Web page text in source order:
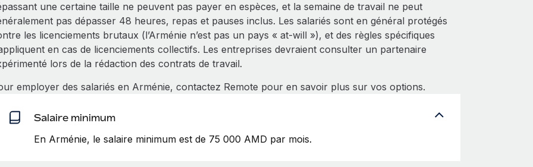
une certaine taille ne peuvent pas payer en espèces, et la semaine de travail ne peut
pas dépasser 48 heures, repas et pauses inclus. Les salariés sont en général protégés
les licenciements brutaux (l’Arménie n’est pas un pays « at-will »), et des règles spécifiques
en cas de licenciements collectifs. Les entreprises devraient consulter un partenaire
lors de la rédaction des contrats de travail.
employer des salariés en Arménie, contactez Remote pour en savoir plus sur vos options.
Salaire minimum
En Arménie, le salaire minimum est de 75 000 AMD par mois.